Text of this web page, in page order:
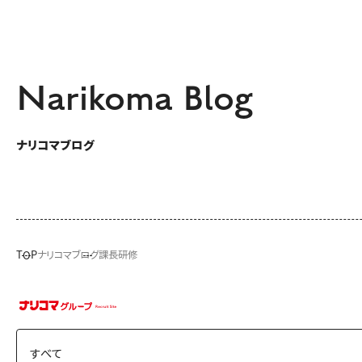
Narikoma Blog
ナリコマブログ
TOPナリコマブログ課長研修